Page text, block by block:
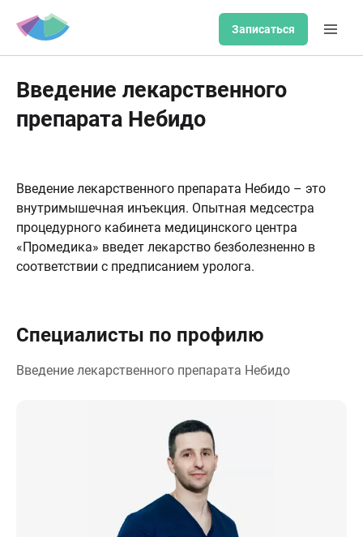
Записаться
Введение лекарственного
препарата Небидо
Введение лекарственного препарата Небидо – это
внутримышечная инъекция. Опытная медсестра
процедурного кабинета медицинского центра
«Промедика» введет лекарство безболезненно в
соответствии с предписанием уролога.
Специалисты по профилю
Введение лекарственного препарата Небидо